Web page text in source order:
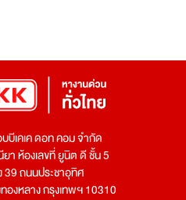
บีเคเค ดอท คอม จำกัด
า ห้องเลขที่ ยูนิต ดี ชั้น 5
39 ถนนประชาอุทิศ
องหลาง กรุงเทพฯ 10310